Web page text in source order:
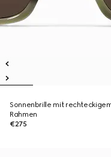
Sonnenbrille mit
Rahmen
€275